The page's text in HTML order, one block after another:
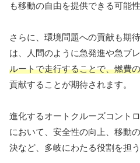
も移動の自由を提供できる可能
さらに、環境問題への貢献も期
は、人間のように急発進や急ブレ
ルートで走行することで、燃費
貢献することが期待されます。
進化するオートクルーズコント
において、安全性の向上、移動
決など、多岐にわたる役割を担